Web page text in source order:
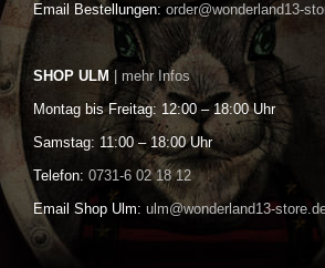
Email Bestellungen: order@wonderland13-
SHOP ULM | mehr Infos
Montag bis Freitag: 12:00 – 18:00 Uhr
Samstag: 11:00 – 18:00 Uhr
Telefon: 0731-6 02 18 12
Email Shop Ulm: ulm@wonderland13-